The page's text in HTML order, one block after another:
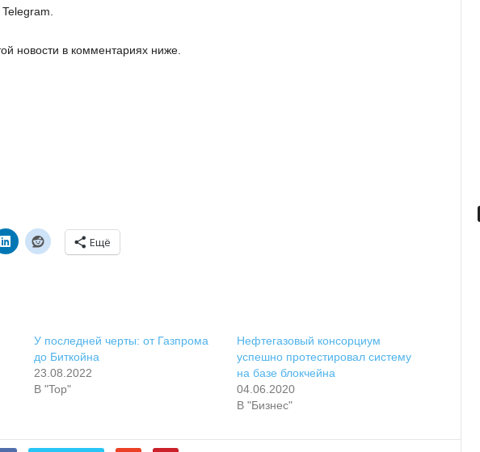
новости в комментариях ниже.
Ещё
У последней черты: от Газпрома
до Биткойна
23.08.2022
В "Top"
Нефтегазовый консорциум
успешно протестировал систему
на базе блокчейна
04.06.2020
В "Бизнес"